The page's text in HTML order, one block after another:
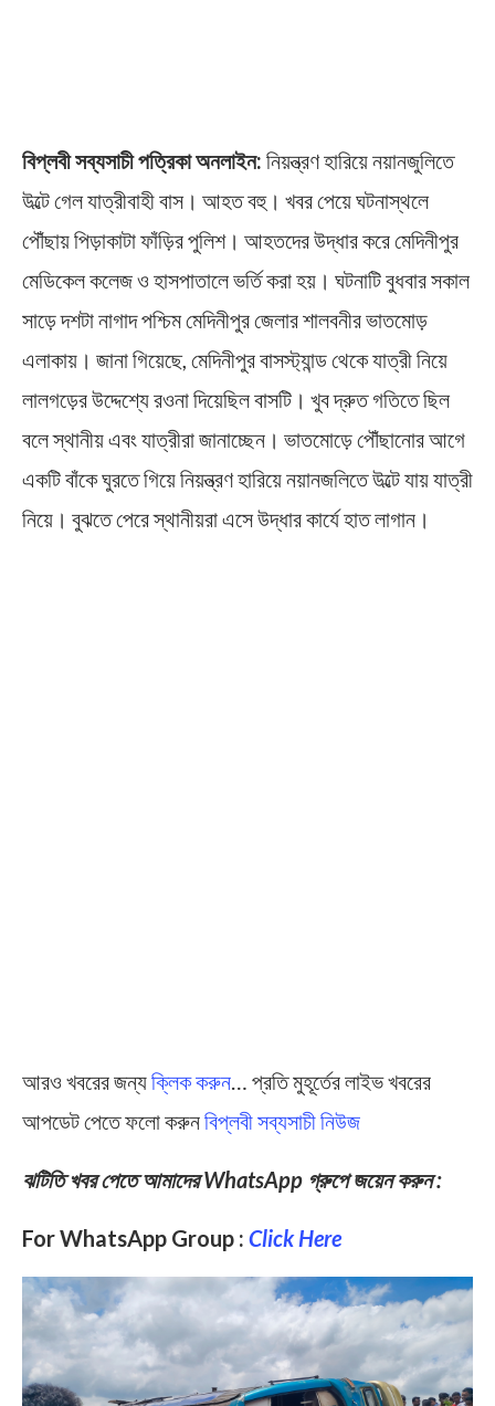
বিপ্লবী সব্যসাচী পত্রিকা অনলাইন: নিয়ন্ত্রণ হারিয়ে নয়ানজুলিতে
উল্টে গেল যাত্রীবাহী বাস। আহত বহু। খবর পেয়ে ঘটনাস্থলে
পৌঁছায় পিড়াকাটা ফাঁড়ির পুলিশ। আহতদের উদ্ধার করে মেদিনীপুর
মেডিকেল কলেজ ও হাসপাতালে ভর্তি করা হয়। ঘটনাটি বুধবার সকাল
সাড়ে দশটা নাগাদ পশ্চিম মেদিনীপুর জেলার শালবনীর ভাতমোড়
এলাকায়। জানা গিয়েছে, মেদিনীপুর বাসস্ট্যান্ড থেকে যাত্রী নিয়ে
লালগড়ের উদ্দেশ্যে রওনা দিয়েছিল বাসটি। খুব দ্রুত গতিতে ছিল
বলে স্থানীয় এবং যাত্রীরা জানাচ্ছেন। ভাতমোড়ে পৌঁছানোর আগে
একটি বাঁকে ঘুরতে গিয়ে নিয়ন্ত্রণ হারিয়ে নয়ানজলিতে উল্টে যায় যাত্রী
নিয়ে। বুঝতে পেরে স্থানীয়রা এসে উদ্ধার কার্যে হাত লাগান।
আরও খবরের জন্যক্লিক করুন… প্রতি মুহূর্তের লাইভ খবরের
আপডেট পেতে ফলো করুনবিপ্লবী সব্যসাচী নিউজ
ঝটিতি খবর পেতে আমাদের WhatsApp গ্রুপে জয়েন করুন :
For WhatsApp Group : Click Here